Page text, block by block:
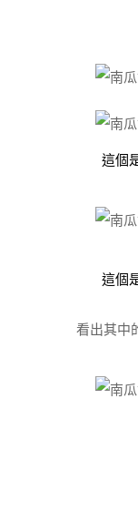
這個
這個
看出其中